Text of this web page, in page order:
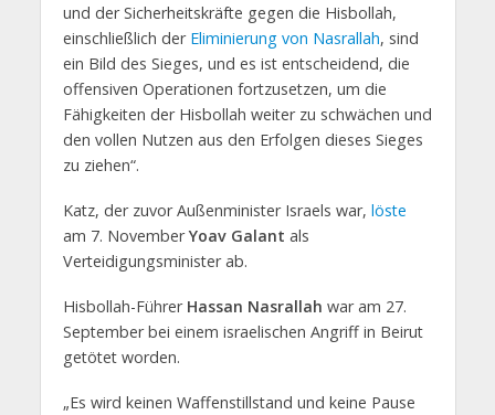
und der Sicherheitskräfte gegen die Hisbollah,
einschließlich der Eliminierung von Nasrallah, sind
ein Bild des Sieges, und es ist entscheidend, die
offensiven Operationen fortzusetzen, um die
Fähigkeiten der Hisbollah weiter zu schwächen und
den vollen Nutzen aus den Erfolgen dieses Sieges
zu ziehen“.
Katz, der zuvor Außenminister Israels war, löste
am 7. NovemberYoav Galant als
Verteidigungsminister ab.
Hisbollah-Führer Hassan Nasrallah war am 27.
September bei einem israelischen Angriff in Beirut
getötet worden.
„Es wird keinen Waffenstillstand und keine Pause